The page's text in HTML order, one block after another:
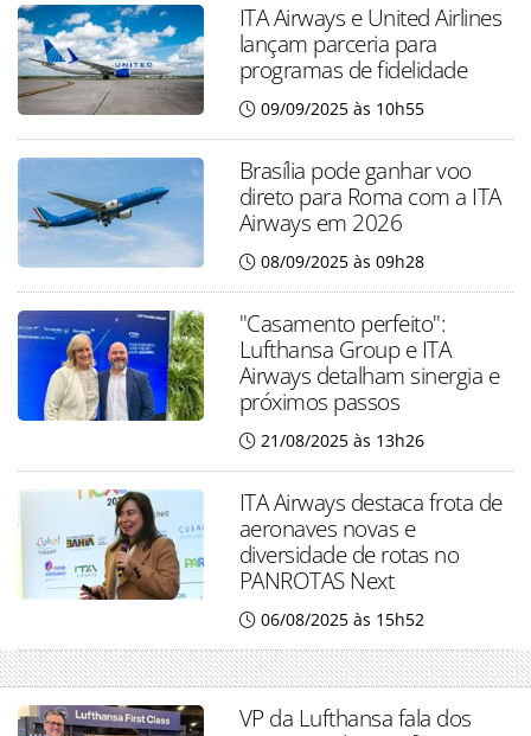
ITA Airways e United Airlines
lançam parceria para
programas de fidelidade
09/09/2025 às 10h55
Brasília pode ganhar voo
direto para Roma com a ITA
Airways em 2026
08/09/2025 às 09h28
"Casamento perfeito":
Lufthansa Group e ITA
Airways detalham sinergia e
próximos passos
21/08/2025 às 13h26
ITA Airways destaca frota de
aeronaves novas e
diversidade de rotas no
PANROTAS Next
06/08/2025 às 15h52
VP da Lufthansa fala dos